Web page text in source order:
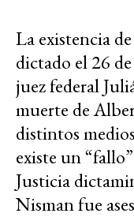
La existencia
dictado el 26
juez federal
muerte de
distintos
existe un
Justicia
Nisman fue